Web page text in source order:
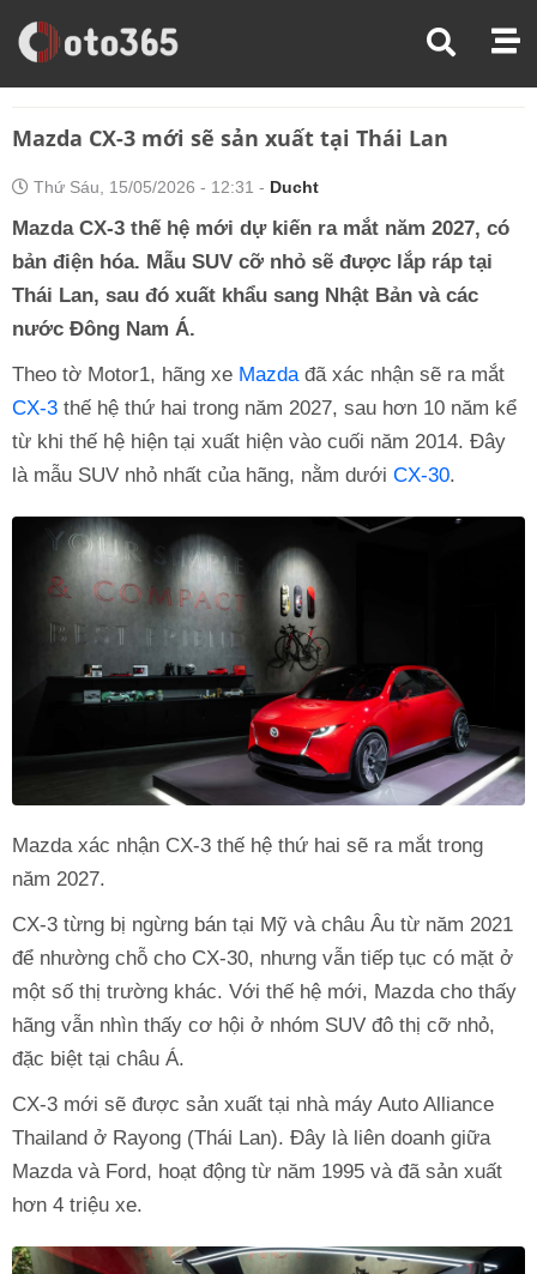
Trang Chủ
Thị Trường Xe
Mazda CX-3 mới sẽ sản xuất tại Thái Lan
Thứ Sáu, 15/05/2026 - 12:31 - Ducht
Mazda CX-3 thế hệ mới dự kiến ra mắt năm 2027, có
bản điện hóa. Mẫu SUV cỡ nhỏ sẽ được lắp ráp tại
Thái Lan, sau đó xuất khẩu sang Nhật Bản và các
nước Đông Nam Á.
Theo tờ Motor1, hãng xe Mazdađã xác nhận sẽ ra mắt
CX-3 thế hệ thứ hai trong năm 2027, sau hơn 10 năm kể
từ khi thế hệ hiện tại xuất hiện vào cuối năm 2014. Đây
là mẫu SUV nhỏ nhất của hãng, nằm dưới CX-30.
Mazda xác nhận CX-3 thế hệ thứ hai sẽ ra mắt trong
năm 2027.
CX-3 từng bị ngừng bán tại Mỹ và châu Âu từ năm 2021
để nhường chỗ cho CX-30, nhưng vẫn tiếp tục có mặt ở
một số thị trường khác. Với thế hệ mới, Mazda cho thấy
hãng vẫn nhìn thấy cơ hội ở nhóm SUV đô thị cỡ nhỏ,
đặc biệt tại châu Á.
CX-3 mới sẽ được sản xuất tại nhà máy Auto Alliance
Thailand ở Rayong (Thái Lan). Đây là liên doanh giữa
Mazda và Ford, hoạt động từ năm 1995 và đã sản xuất
hơn 4 triệu xe.